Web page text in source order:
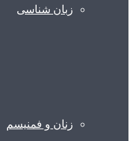
زبان شناسی
زنان و فمنیسم